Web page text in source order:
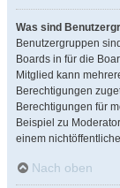
Was sind
Benutzergruppen
Boards in für die
Mitglied kann
Berechtigungen
Berechtigungen für
Beispiel zu
einem
Nach oben